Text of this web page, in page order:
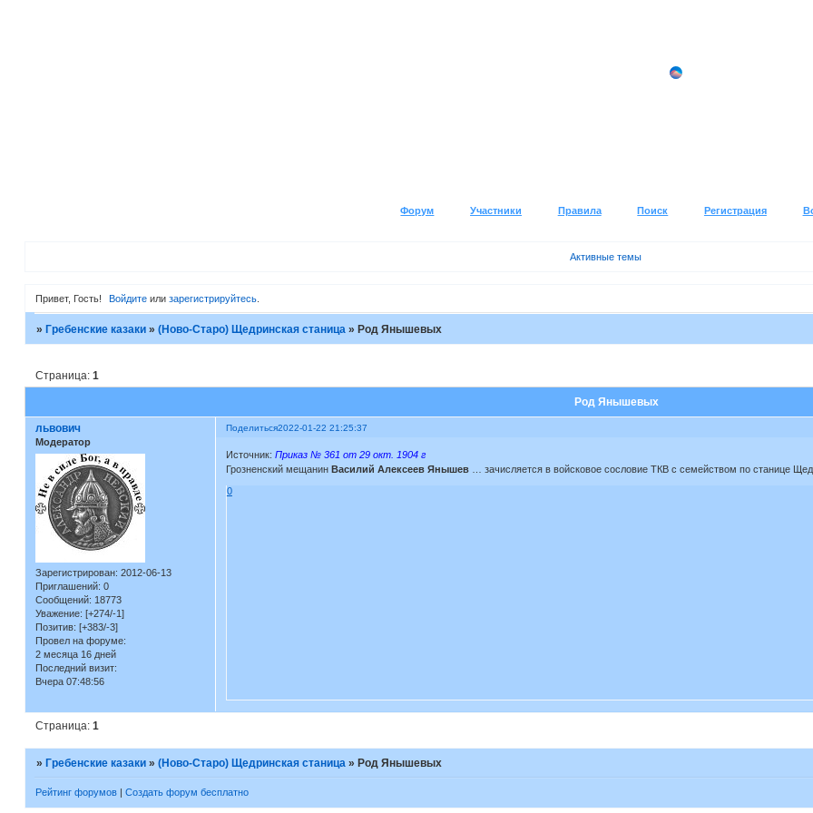
Форум Участники Правила Поиск Регистрация
Активные темы
Привет, Гость! Войдите илизарегистрируйтесь
» Гребенские казаки » (Ново-Старо) Щедринская станица » Род Янышевых
Род Янышевых
Страница: 1
Поделиться2022-01-22 21:25:37
львович
Модератор
Зарегистрирован: 2012-06-13
Приглашений: 0
Сообщений: 18773
Уважение: [+274/-1]
Позитив: [+383/-3]
Провел на форуме:
2 месяца 16 дней
Последний визит:
Вчера 07:48:56
Источник: Приказ № 361 от 29 окт. 1904 г
Грозненский мещанин Василий Алексеев Янышев… зачисляется в войсковое сословие ТКВ с семейством по станице
0
Страница: 1
» Гребенские казаки » (Ново-Старо) Щедринская станица » Род Янышевых
Рейтинг форумов| Создать форум бесплатно